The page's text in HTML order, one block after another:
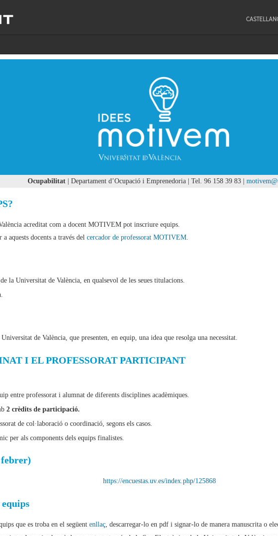
Ocupabilitat | Departament d’Ocupació i Emprenedoria | Tel. 96 158 39 83 |
acreditat com a docent MOTIVEM pot inscriure equips.
aquests docents a través del cercador de professorat MOTIVEM
la Universitat de València, en qualsevol de les seues titulacions.
de València, que presenten, en equip, una idea que resolga una necessitat.
I EL PROFESSORAT PARTICIPANT
entre professorat i alumnat de diferents disciplines acadèmiques.
2 crèdits de participació.
de col·laboració o coordinació, segons els casos.
per als components dels equips finalistes.
https://encuestas.uv.es/index.php/125868
que es troba en el següent enllaç , descarregar-lo en pdf i signar-lo de manera manuscrita o